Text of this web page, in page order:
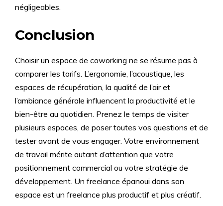
négligeables.
Conclusion
Choisir un espace de coworking ne se résume pas à
comparer les tarifs. L’ergonomie, l’acoustique, les
espaces de récupération, la qualité de l’air et
l’ambiance générale influencent la productivité et le
bien-être au quotidien. Prenez le temps de visiter
plusieurs espaces, de poser toutes vos questions et de
tester avant de vous engager. Votre environnement
de travail mérite autant d’attention que votre
positionnement commercial ou votre stratégie de
développement. Un freelance épanoui dans son
espace est un freelance plus productif et plus créatif.